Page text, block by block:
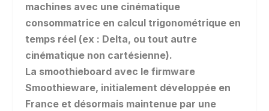
machines avec une cinématique
consommatrice en calcul trigonométrique en
temps réel (ex : Delta, ou tout autre
cinématique non cartésienne).
La smoothieboard avec le firmware
Smoothieware, initialement développée en
France et désormais maintenue par une